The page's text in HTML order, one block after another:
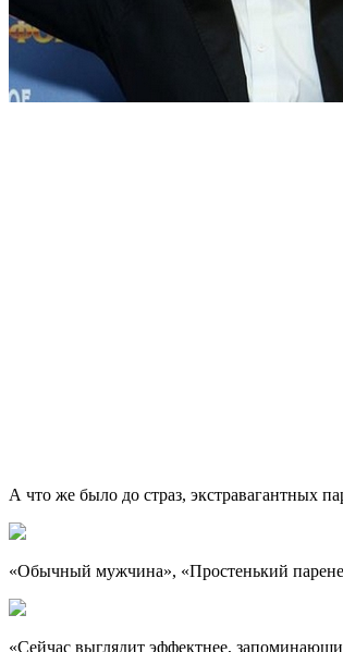
А что же было до страз, экстравагантных
«Обычный мужчина», «Простенький
«Сейчас выглядит эффектнее,